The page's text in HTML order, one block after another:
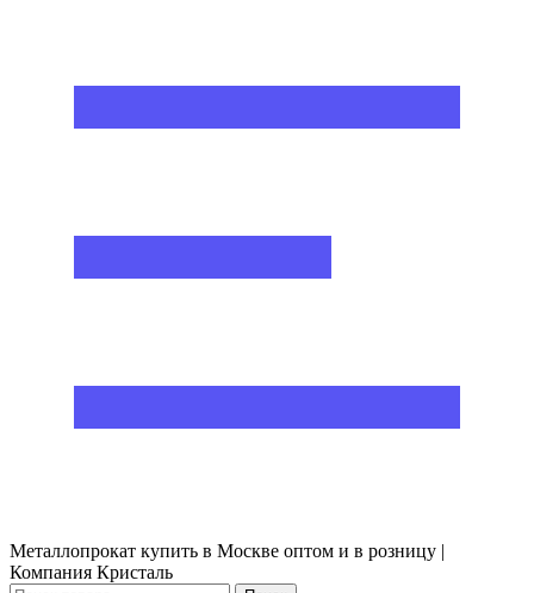
Металлопрокат купить в Москве оптом и в розницу |
Компания Кристаль